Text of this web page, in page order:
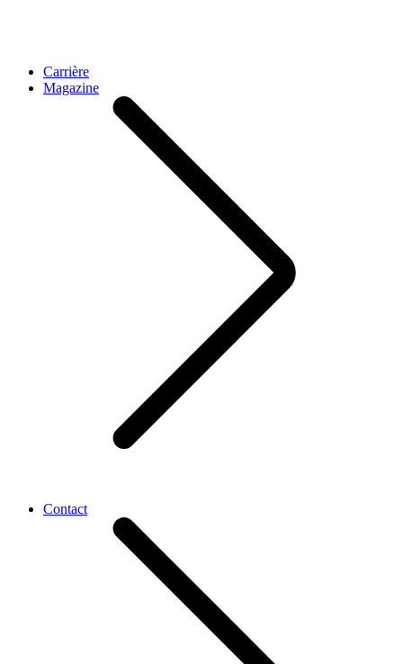
Carrière
Magazine
Contact